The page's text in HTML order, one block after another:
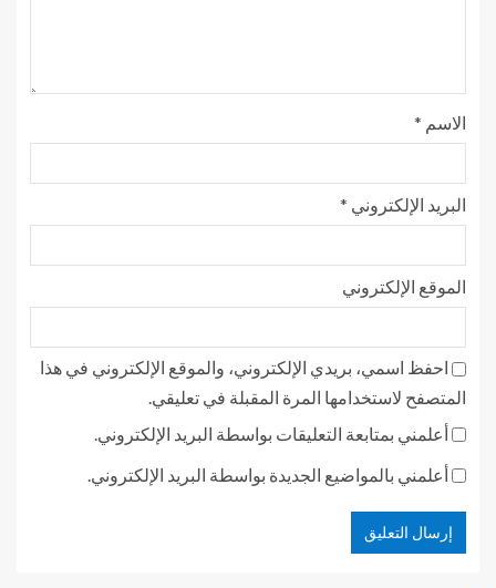
الاسم *
البريد الإلكتروني *
الموقع الإلكتروني
احفظ اسمي، بريدي الإلكتروني، والموقع الإلكتروني في هذا
المتصفح لاستخدامها المرة المقبلة في تعليقي.
أعلمني بمتابعة التعليقات بواسطة البريد الإلكتروني.
أعلمني بالمواضيع الجديدة بواسطة البريد الإلكتروني.